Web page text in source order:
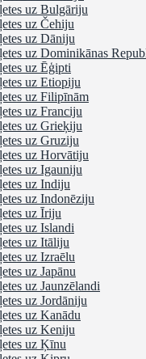
uz Bulgāriju
uz Čehiju
uz Dāniju
uz Dominikānas
uz Ēģipti
uz Etiopiju
uz Filipīnām
uz Franciju
uz Grieķiju
uz Gruziju
uz Horvātiju
uz Igauniju
uz Indiju
uz Indonēziju
uz Īriju
uz Islandi
uz Itāliju
uz Izraēlu
uz Japānu
uz Jaunzēlandi
uz Jordāniju
uz Kanādu
uz Keniju
uz Ķīnu